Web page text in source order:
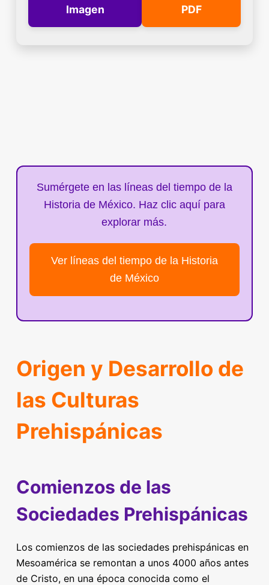
Imagen
PDF
Sumérgete en las líneas del tiempo de la
Historia de México. Haz clic aquí para
explorar más.
Ver líneas del tiempo de la Historia
de México
Origen y Desarrollo de
las Culturas
Prehispánicas
Comienzos de las
Sociedades Prehispánicas
Los comienzos de las sociedades prehispánicas en
Mesoamérica se remontan a unos 4000 años antes
de Cristo, en una época conocida como el